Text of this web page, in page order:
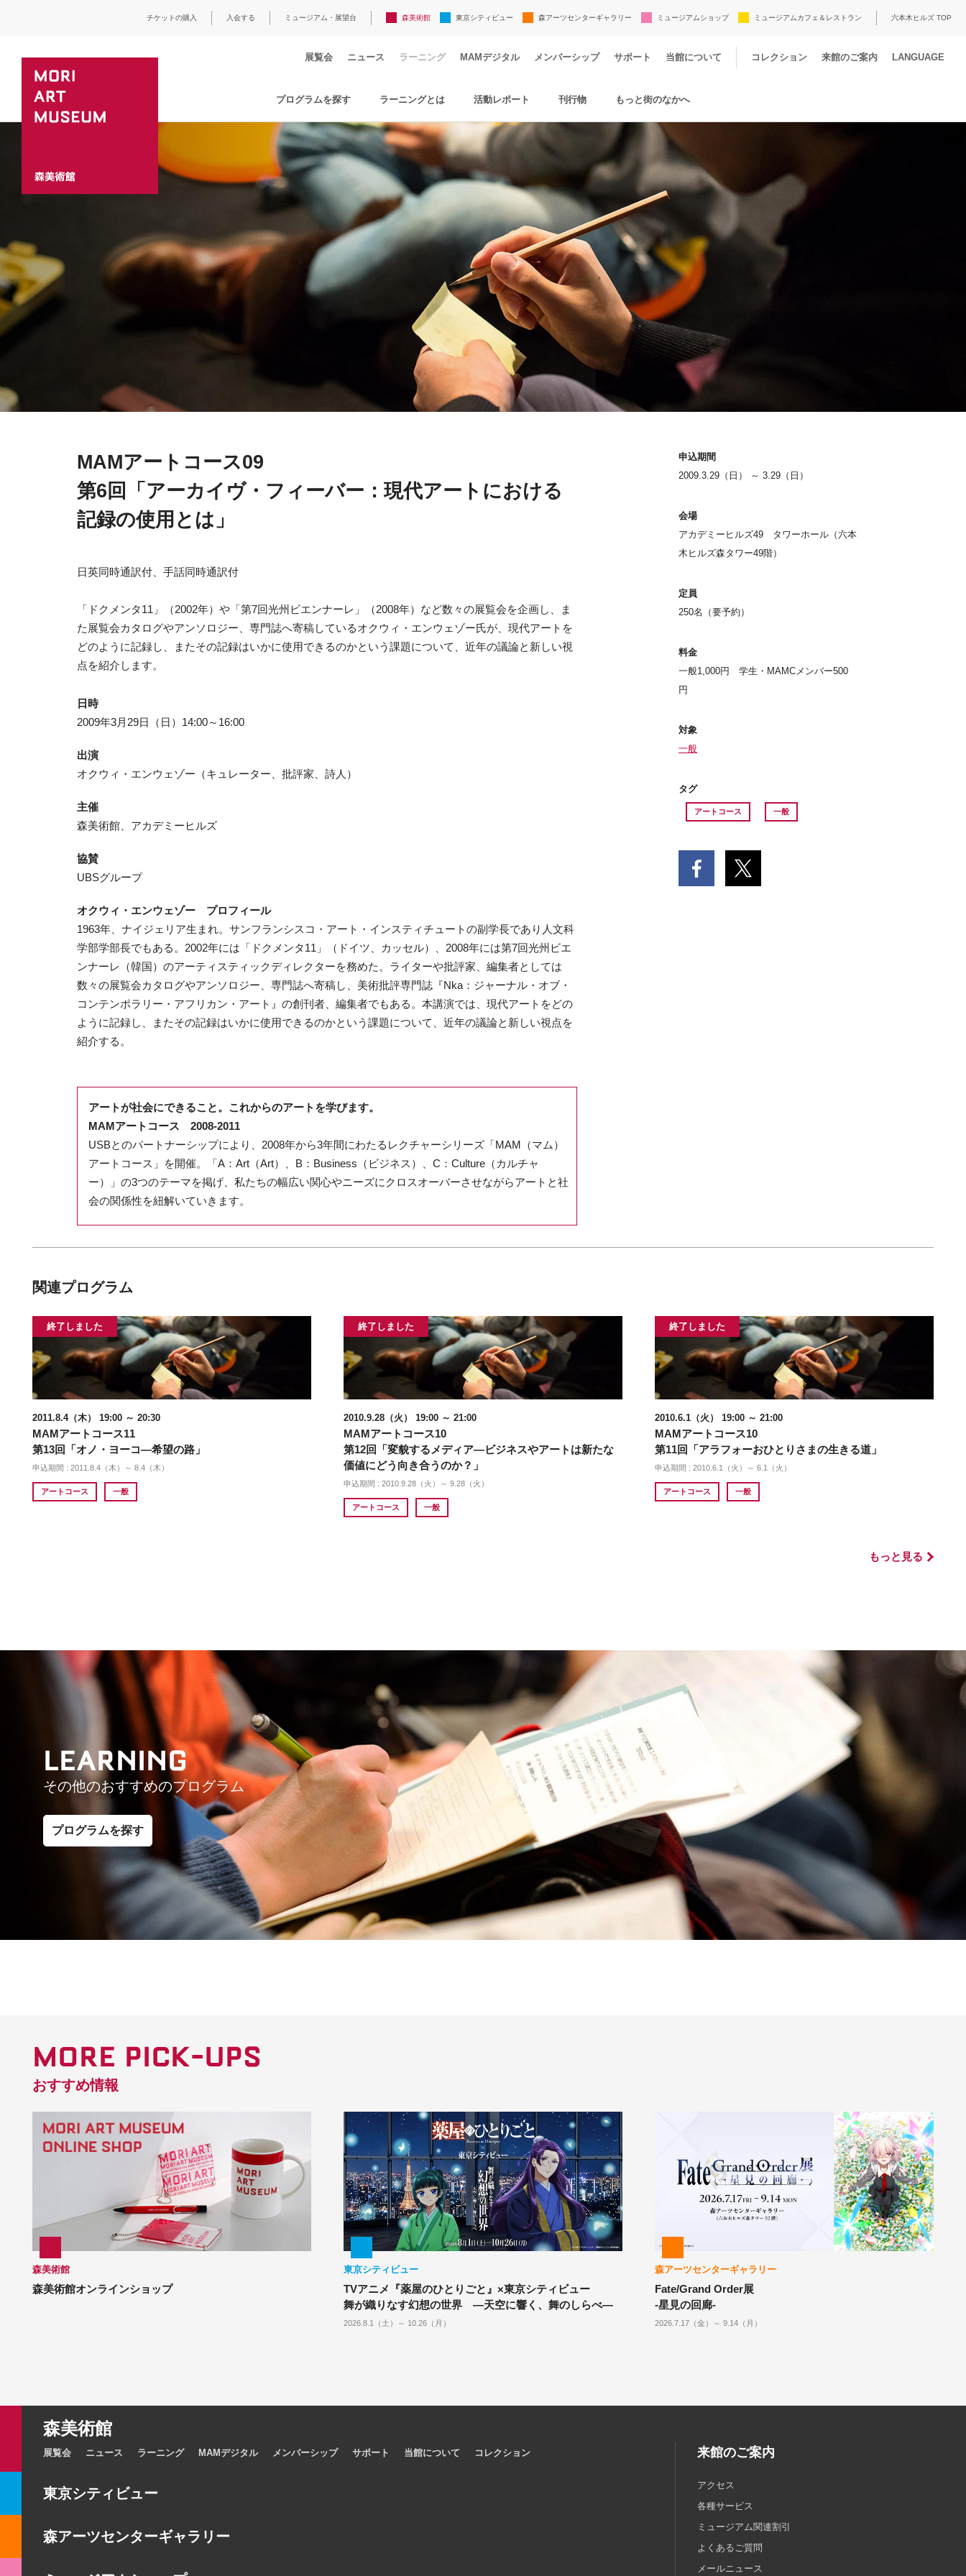
チケットの購入 入会する ミュージアム・展望台 森美術館 東京シティビュー 森アーツセンターギャラリー ミュージアムショップ ミュージアムカフェ＆レストラン 六本木ヒルズ TOP
展覧会 ニュース ラーニング MAMデジタル メンバーシップ サポート 当館について コレクション 来館のご案内 LANGUAGE
プログラムを探す ラーニングとは 活動レポート 刊行物 もっと街のなかへ
MAMアートコース09
第6回「アーカイヴ・フィーバー：現代アートにおける
記録の使用とは」
日英同時通訳付、手話同時通訳付
「ドクメンタ11」（2002年）や「第7回光州ビエンナーレ」（2008年）など数々の展覧会を企画し、ま
た展覧会カタログやアンソロジー、専門誌へ寄稿しているオクウィ・エンウェゾー氏が、現代アートを
どのように記録し、またその記録はいかに使用できるのかという課題について、近年の議論と新しい視
点を紹介します。
日時
2009年3月29日（日）14:00～16:00
出演
オクウィ・エンウェゾー（キュレーター、批評家、詩人）
主催
森美術館、アカデミーヒルズ
協賛
UBSグループ
オクウィ・エンウェゾー プロフィール
1963年、ナイジェリア生まれ。サンフランシスコ・アート・インスティチュートの副学長であり人文科
学部学部長でもある。2002年には「ドクメンタ11」（ドイツ、カッセル）、2008年には第7回光州ビエ
ンナーレ（韓国）のアーティスティックディレクターを務めた。ライターや批評家、編集者としては
数々の展覧会カタログやアンソロジー、専門誌へ寄稿し、美術批評専門誌『Nka：ジャーナル・オブ・
コンテンポラリー・アフリカン・アート』の創刊者、編集者でもある。本講演では、現代アートをどの
ように記録し、またその記録はいかに使用できるのかという課題について、近年の議論と新しい視点を
紹介する。
アートが社会にできること。これからのアートを学びます。
MAMアートコース 2008-2011
USBとのパートナーシップにより、2008年から3年間にわたるレクチャーシリーズ「MAM（マム）
アートコース」を開催。「A：Art（Art）、B：Business（ビジネス）、C：Culture（カルチャ
ー）」の3つのテーマを掲げ、私たちの幅広い関心やニーズにクロスオーバーさせながらアートと社
会の関係性を紐解いていきます。
申込期間
2009.3.29（日） ～ 3.29（日）
会場
アカデミーヒルズ49 タワーホール（六本
木ヒルズ森タワー49階）
定員
250名（要予約）
料金
一般1,000円 学生・MAMCメンバー500
円
対象
一般
タグ
アートコース 一般
関連プログラム
終了しました
2011.8.4（木） 19:00 ～ 20:30
MAMアートコース11
第13回「オノ・ヨーコ―希望の路」
申込期間 : 2011.8.4（木）～ 8.4（木）
アートコース 一般
終了しました
2010.9.28（火） 19:00 ～ 21:00
MAMアートコース10
第12回「変貌するメディア―ビジネスやアートは新たな
価値にどう向き合うのか？」
申込期間 : 2010.9.28（火）～ 9.28（火）
アートコース 一般
終了しました
2010.6.1（火） 19:00 ～ 21:00
MAMアートコース10
第11回「アラフォーおひとりさまの生きる道」
申込期間 : 2010.6.1（火）～ 6.1（火）
アートコース 一般
もっと見る
LEARNING
その他のおすすめのプログラム
プログラムを探す
MORE PICK-UPS
おすすめ情報
森美術館
森美術館オンラインショップ
東京シティビュー
TVアニメ『薬屋のひとりごと』×東京シティビュー
舞が織りなす幻想の世界 ―天空に響く、舞のしらべ―
2026.8.1（土）～ 10.26（月）
森アーツセンターギャラリー
Fate/Grand Order展
-星見の回廊-
2026.7.17（金）～ 9.14（月）
森美術館
展覧会 ニュース ラーニング MAMデジタル メンバーシップ サポート 当館について コレクション
東京シティビュー
森アーツセンターギャラリー
来館のご案内
アクセス
各種サービス
ミュージアム関連割引
よくあるご質問
メールニュース